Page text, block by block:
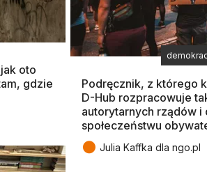
oto
gdzie
Podręcznik, z którego
D-Hub rozpracowuje
autorytarnych rządów i
społeczeństwu
● Julia Kaffka dla ngo.pl